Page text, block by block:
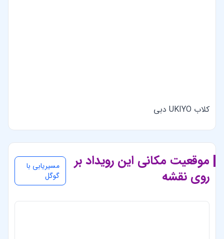
کلاب UKIYO دبی
موقعیت مکانی این رویداد بر
روی نقشه
مسیریابی با
گوگل